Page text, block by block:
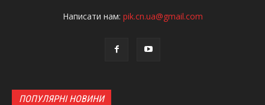
Написати нам: pik.cn.ua@gmail.com
ПОПУЛЯРНІ НОВИНИ